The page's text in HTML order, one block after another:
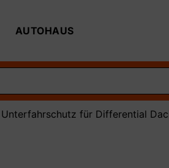
AUTOHAUS
Unterfahrschutz für Differential